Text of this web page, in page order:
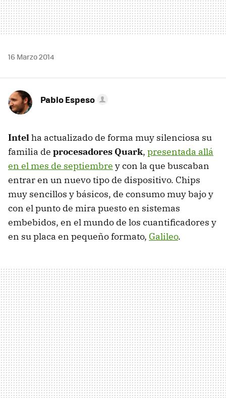
16 Marzo 2014
Pablo Espeso
Intelha actualizado de forma muy silenciosa su
familia de procesadores Quark, presentada allá
en el mes de septiembre y con la que buscaban
entrar en un nuevo tipo de dispositivo. Chips
muy sencillos y básicos, de consumo muy bajo y
con el punto de mira puesto en sistemas
embebidos, en el mundo de los cuantificadores y
en su placa en pequeño formato, Galileo.